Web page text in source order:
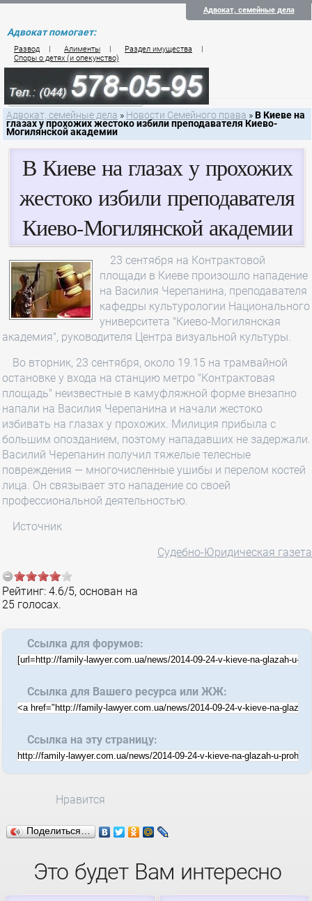
Адвокат, семейные дела
Адвокат помогает:
Развод | Алименты | Раздел имущества
|
Споры о детях (и опекунство)
Цены на услуги по семейному праву
Контакты семейного юриста
Адвокат, семейные дела » Новости Семейного права »В Киеве на
глазах у прохожих жестоко избили преподавателя Киево-
Могилянской академии
В Киеве на глазах у прохожих
жестоко избили преподавателя
Киево-Могилянской академии
23 сентября на Контрактовой
площади в Киеве произошло нападение
на Василия Черепанина, преподавателя
кафедры культурологии Национального
университета "Киево-Могилянская
академия", руководителя Центра визуальной культуры.
Во вторник, 23 сентября, около 19.15 на трамвайной
остановке у входа на станцию метро "Контрактовая
площадь" неизвестные в камуфляжной форме внезапно
напали на Василия Черепанина и начали жестоко
избивать на глазах у прохожих. Милиция прибыла с
большим опозданием, поэтому нападавших не задержали.
Василий Черепанин получил тяжелые телесные
повреждения — многочисленные ушибы и перелом костей
лица. Он связывает это нападение со своей
профессиональной деятельностью.
Источник
Судебно-Юридическая газета
Рейтинг: 4.6/5, основан на
25 голосах.
Ссылка для форумов:
Ссылка для Вашего ресурса или ЖЖ:
Ссылка на эту страницу:
Нравится
Поделиться…
Это будет Вам интересно